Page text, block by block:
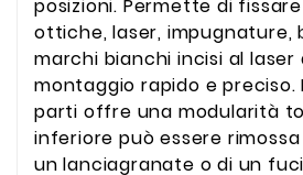
posizioni. Permette di
ottiche, laser, impugnature,
marchi bianchi incisi al laser
montaggio rapido e preciso.
parti offre una modularità
inferiore può essere
un lanciagranate o di un